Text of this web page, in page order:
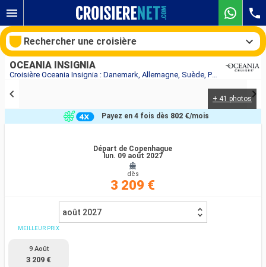
Croisière Oceania Insignia : Danemark, Allemagne, Suède, Pologne, Lituanie, Lettonie, Estonie, Finlande au départ de Copenhague
OCEANIA INSIGNIA
+ 41 photos
Départ de Copenhague
lun. 09 août 2027
dès
3 209 €
Payez en 4 fois dès 802 €/mois
août 2027
MEILLEUR PRIX
9 Août
3 209 €
Rechercher une croisière
Nos destinations
Compagnies
Rechercher